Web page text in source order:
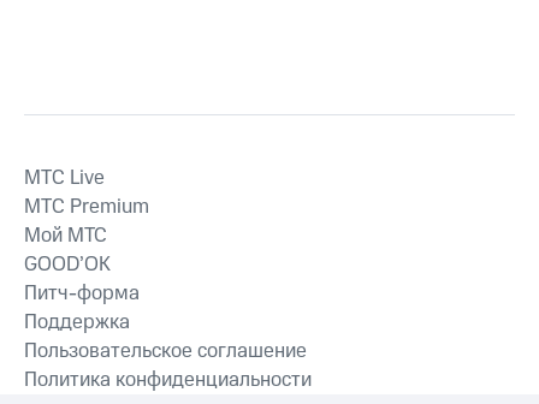
MTС Live
MTС Premium
Мой МТС
GOOD’OK
Питч-форма
Поддержка
Пользовательское соглашение
Политика конфиденциальности